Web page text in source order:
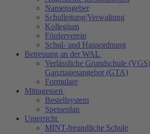
Namensgeber
Schulleitung/Verwaltung
Kollegium
Förderverein
Schul- und Hausordnung
Betreuung an der WAL
Verlässliche Grundschule
Ganztagesangebot (GTA)
Formulare
Mittagessen
Bestellsystem
Speiseplan
Unterricht
MINT-freundliche Schule